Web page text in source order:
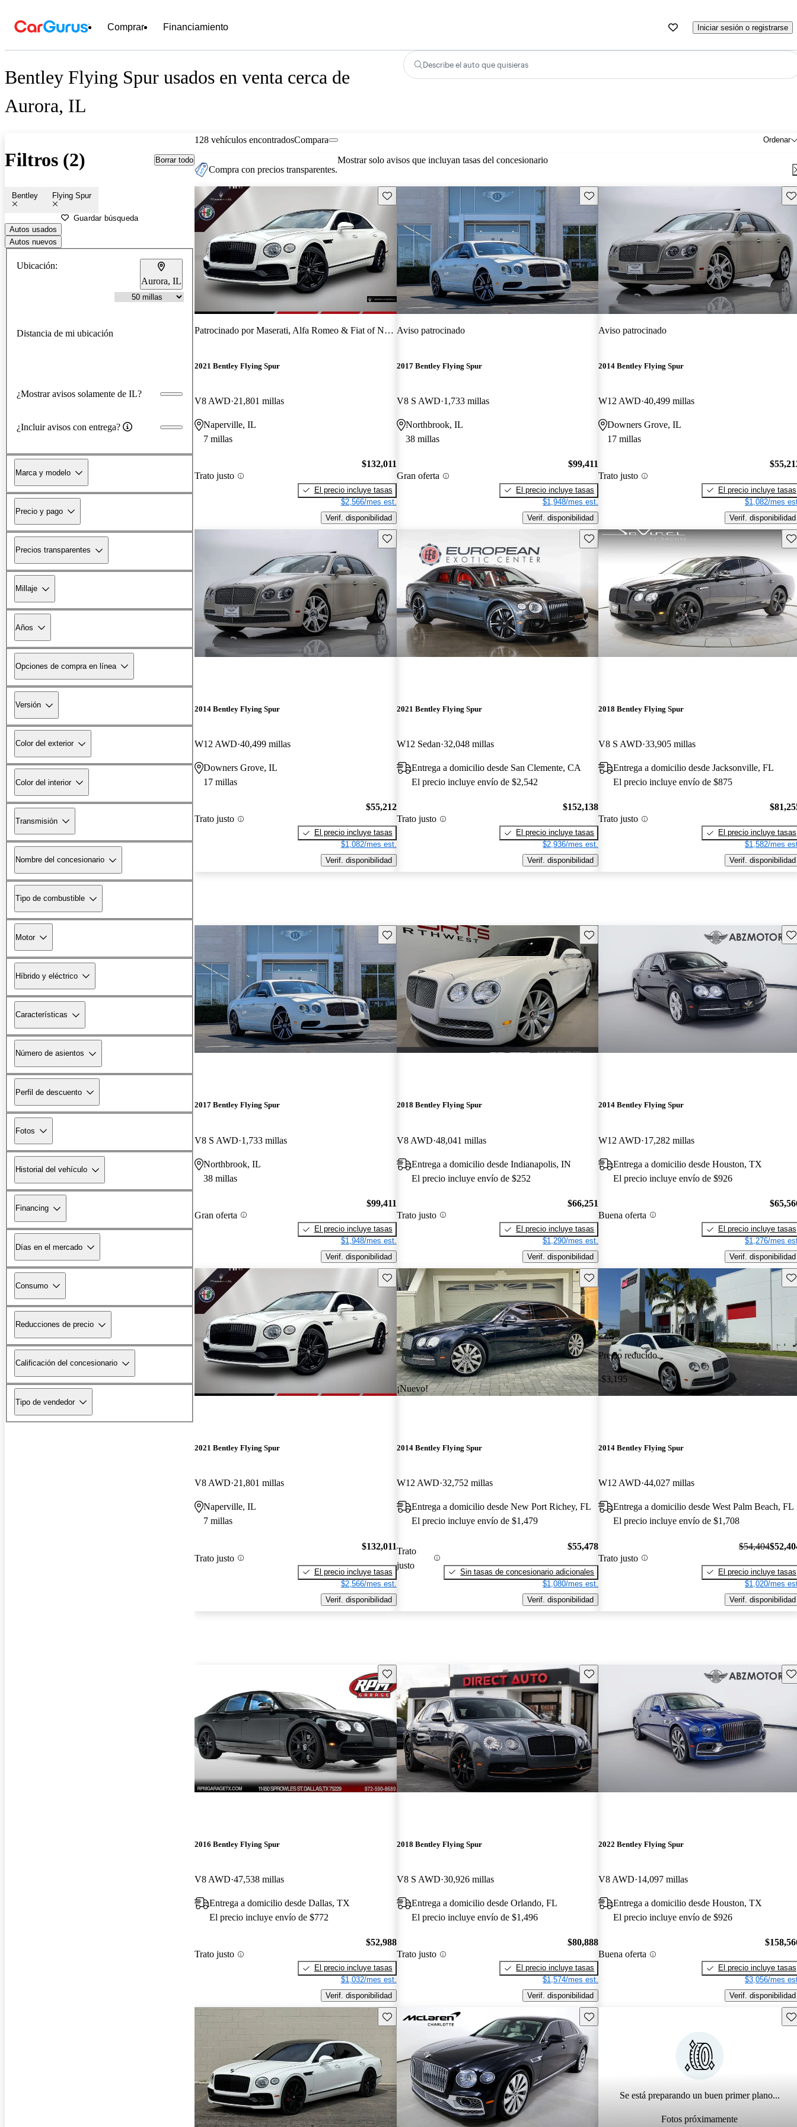
Comprar Financiamiento Iniciar sesión o registrarse
Bentley Flying Spur usados en venta cerca de
Aurora, IL
Describe el auto que quisieras
Filtros (2) Borrar todo
Bentley Flying Spur
Guardar búsqueda
Autos usados
Autos nuevos
Ubicación:
Aurora, IL
Distancia de mi ubicación
¿Mostrar avisos solamente de IL?
¿Incluir avisos con entrega?
Marca y modelo
Precio y pago
Precios transparentes
Millaje
Años
Opciones de compra en línea
Versión
Color del exterior
Color del interior
Transmisión
Nombre del concesionario
Tipo de combustible
Motor
Híbrido y eléctrico
Características
Número de asientos
Perfil de descuento
Fotos
Historial del vehículo
Financing
Días en el mercado
Consumo
Reducciones de precio
Calificación del concesionario
Tipo de vendedor
128 vehículos encontrados Ordenar
Compara
Compra con precios transparentes.
Mostrar solo avisos que incluyan tasas del concesionario
Guarda este Aviso
Patrocinado porMaserati, Alfa Romeo & Fiat of Naperville
2021 Bentley Flying Spur
V8 AWD 21,801 millas
Naperville, IL
7 millas
Trato justo
$132,011
El precio incluye tasas
$2,566/mes est.
Verif. disponibilidad
Guarda este Aviso
Aviso patrocinado
2017 Bentley Flying Spur
V8 S AWD 1,733 millas
Northbrook, IL
38 millas
Gran oferta
$99,411
El precio incluye tasas
$1,948/mes est.
Verif. disponibilidad
Aviso patrocinado
2014 Bentley Flying Spur
W12 AWD 40,499 millas
Downers Grove, IL
17 millas
Trato justo
El precio incluye tasas
$1,082/mes
Verif. disponibilidad
Guarda este Aviso
2014 Bentley Flying Spur
W12 AWD 40,499 millas
Downers Grove, IL
17 millas
Trato justo
$55,212
El precio incluye tasas
$1,082/mes est.
Verif. disponibilidad
Guarda este Aviso
2021 Bentley Flying Spur
W12 Sedan 32,048 millas
Entrega a domicilio desde San Clemente, CA
El precio incluye envío de $2,542
Trato justo
$152,138
El precio incluye tasas
$2,936/mes est.
Verif. disponibilidad
2018 Bentley Flying Spur
V8 S AWD 33,905 millas
Entrega a domicilio desde Jacksonville, FL
El precio incluye envío de $875
Trato justo
El precio incluye tasas
$1,582/mes
Verif. disponibilidad
Guarda este Aviso
2017 Bentley Flying Spur
V8 S AWD 1,733 millas
Northbrook, IL
38 millas
Gran oferta
$99,411
El precio incluye tasas
$1,948/mes est.
Verif. disponibilidad
Guarda este Aviso
2018 Bentley Flying Spur
V8 AWD 48,041 millas
Entrega a domicilio desde Indianapolis, IN
El precio incluye envío de $252
Trato justo
$66,251
El precio incluye tasas
$1,290/mes est.
Verif. disponibilidad
2014 Bentley Flying Spur
W12 AWD 17,282 millas
Entrega a domicilio desde Houston, TX
El precio incluye envío de $926
Buena oferta
El precio incluye tasas
$1,276/mes
Verif. disponibilidad
Guarda este Aviso
2021 Bentley Flying Spur
V8 AWD 21,801 millas
Naperville, IL
7 millas
Trato justo
$132,011
El precio incluye tasas
$2,566/mes est.
Verif. disponibilidad
¡Nuevo!
Guarda este Aviso
2014 Bentley Flying Spur
W12 AWD 32,752 millas
Entrega a domicilio desde New Port Richey, FL
El precio incluye envío de $1,479
Trato
justo
$55,478
Sin tasas de concesionario adicionales
$1,080/mes est.
Verif. disponibilidad
Precio reducido
-$3,195
2014 Bentley Flying Spur
W12 AWD 44,027 millas
Entrega a domicilio desde West Palm Beach, FL
El precio incluye envío de $1,708
Trato justo
$54,404
El precio incluye tasas
$1,020/mes
Verif. disponibilidad
Guarda este Aviso
2016 Bentley Flying Spur
V8 AWD 47,538 millas
Entrega a domicilio desde Dallas, TX
El precio incluye envío de $772
Trato justo
$52,988
El precio incluye tasas
$1,032/mes est.
Verif. disponibilidad
Guarda este Aviso
2018 Bentley Flying Spur
V8 S AWD 30,926 millas
Entrega a domicilio desde Orlando, FL
El precio incluye envío de $1,496
Trato justo
$80,888
El precio incluye tasas
$1,574/mes est.
Verif. disponibilidad
2022 Bentley Flying Spur
V8 AWD 14,097 millas
Entrega a domicilio desde Houston, TX
El precio incluye envío de $926
Buena oferta
El precio incluye tasas
$3,056/mes
Verif. disponibilidad
Guarda este Aviso Guarda este Aviso
Se está preparando un buen primer plano...
Fotos próximamente